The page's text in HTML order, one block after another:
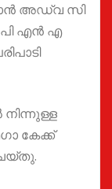
അഡ്വ സി
പി എൻ എ
കേക്ക്